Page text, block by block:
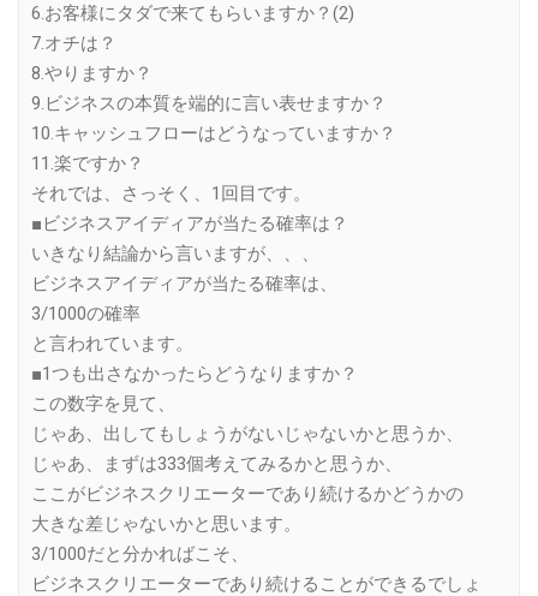
6.お客様にタダで来てもらいますか？(2)
7.オチは？
8.やりますか？
9.ビジネスの本質を端的に言い表せますか？
10.キャッシュフローはどうなっていますか？
11.楽ですか？
それでは、さっそく、1回目です。
■ビジネスアイディアが当たる確率は？
いきなり結論から言いますが、、、
ビジネスアイディアが当たる確率は、
3/1000の確率
と言われています。
■1つも出さなかったらどうなりますか？
この数字を見て、
じゃあ、出してもしょうがないじゃないかと思うか、
じゃあ、まずは333個考えてみるかと思うか、
ここがビジネスクリエーターであり続けるかどうかの
大きな差じゃないかと思います。
3/1000だと分かればこそ、
ビジネスクリエーターであり続けることができるでしょ